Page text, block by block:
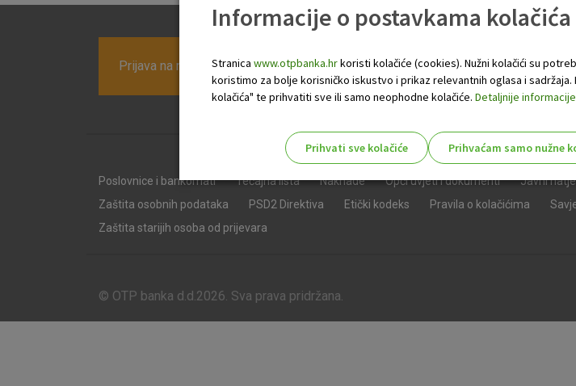
Prijava na newsletter OTP banke
Poslovnice i bankomati Tečajna lista Naknade Opći uvjeti i dokumenti Javni
Zaštita osobnih podataka
PSD2 Direktiva Etički kodeks Pravila o kolačićima
Zaštita starijih osoba od prijevara
© OTP banka d.d.2026. Sva prava pridržana.
Informacije o postavkama kolačića
Stranica www.otpbanka.hrkoristi kolačiće (cookies). Nužni kolačići su
koristimo za bolje korisničko iskustvo i prikaz relevantnih oglasa i
kolačića" te prihvatiti sve ili samo neophodne kolačiće. Detaljnije
Prihvati sve kolačiće Prihvaćam samo nužne